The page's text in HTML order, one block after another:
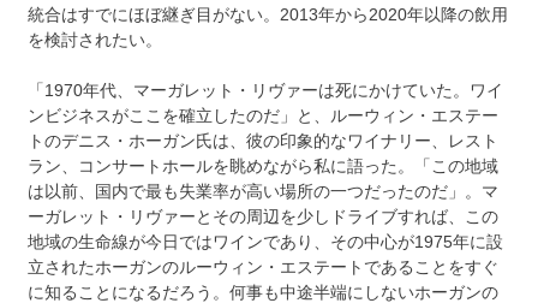
統合はすでにほぼ継ぎ目がない。2013年から2020年以降の飲用
を検討されたい。
「1970年代、マーガレット・リヴァーは死にかけていた。ワイ
ンビジネスがここを確立したのだ」と、ルーウィン・エステー
トのデニス・ホーガン氏は、彼の印象的なワイナリー、レスト
ラン、コンサートホールを眺めながら私に語った。「この地域
は以前、国内で最も失業率が高い場所の一つだったのだ」。マ
ーガレット・リヴァーとその周辺を少しドライブすれば、この
地域の生命線が今日ではワインであり、その中心が1975年に設
立されたホーガンのルーウィン・エステートであることをすぐ
に知ることになるだろう。何事も中途半端にしないホーガンの